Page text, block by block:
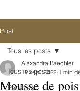
Post
Tous les posts
Recettes
Tous les posts
Mousse de
Alexandra Baechler
19 sept. 2022 1 min